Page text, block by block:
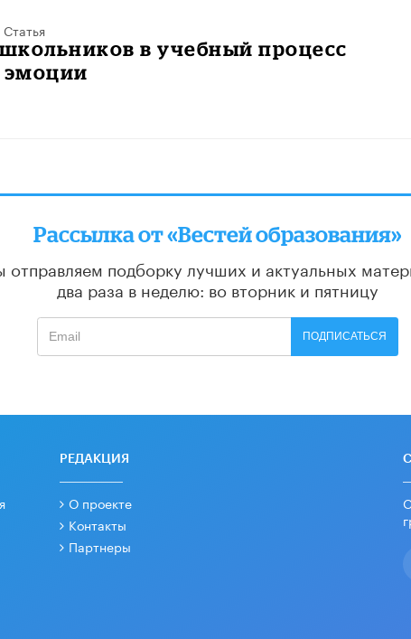
Статья
в учебный процесс
эмоции
Рассылка от «Вестей образования»
отправляем подборку лучших и актуальных
два раза в неделю: во вторник и пятницу
ПОДПИСАТЬСЯ
РЕДАКЦИЯ
О проекте
Контакты
Партнеры